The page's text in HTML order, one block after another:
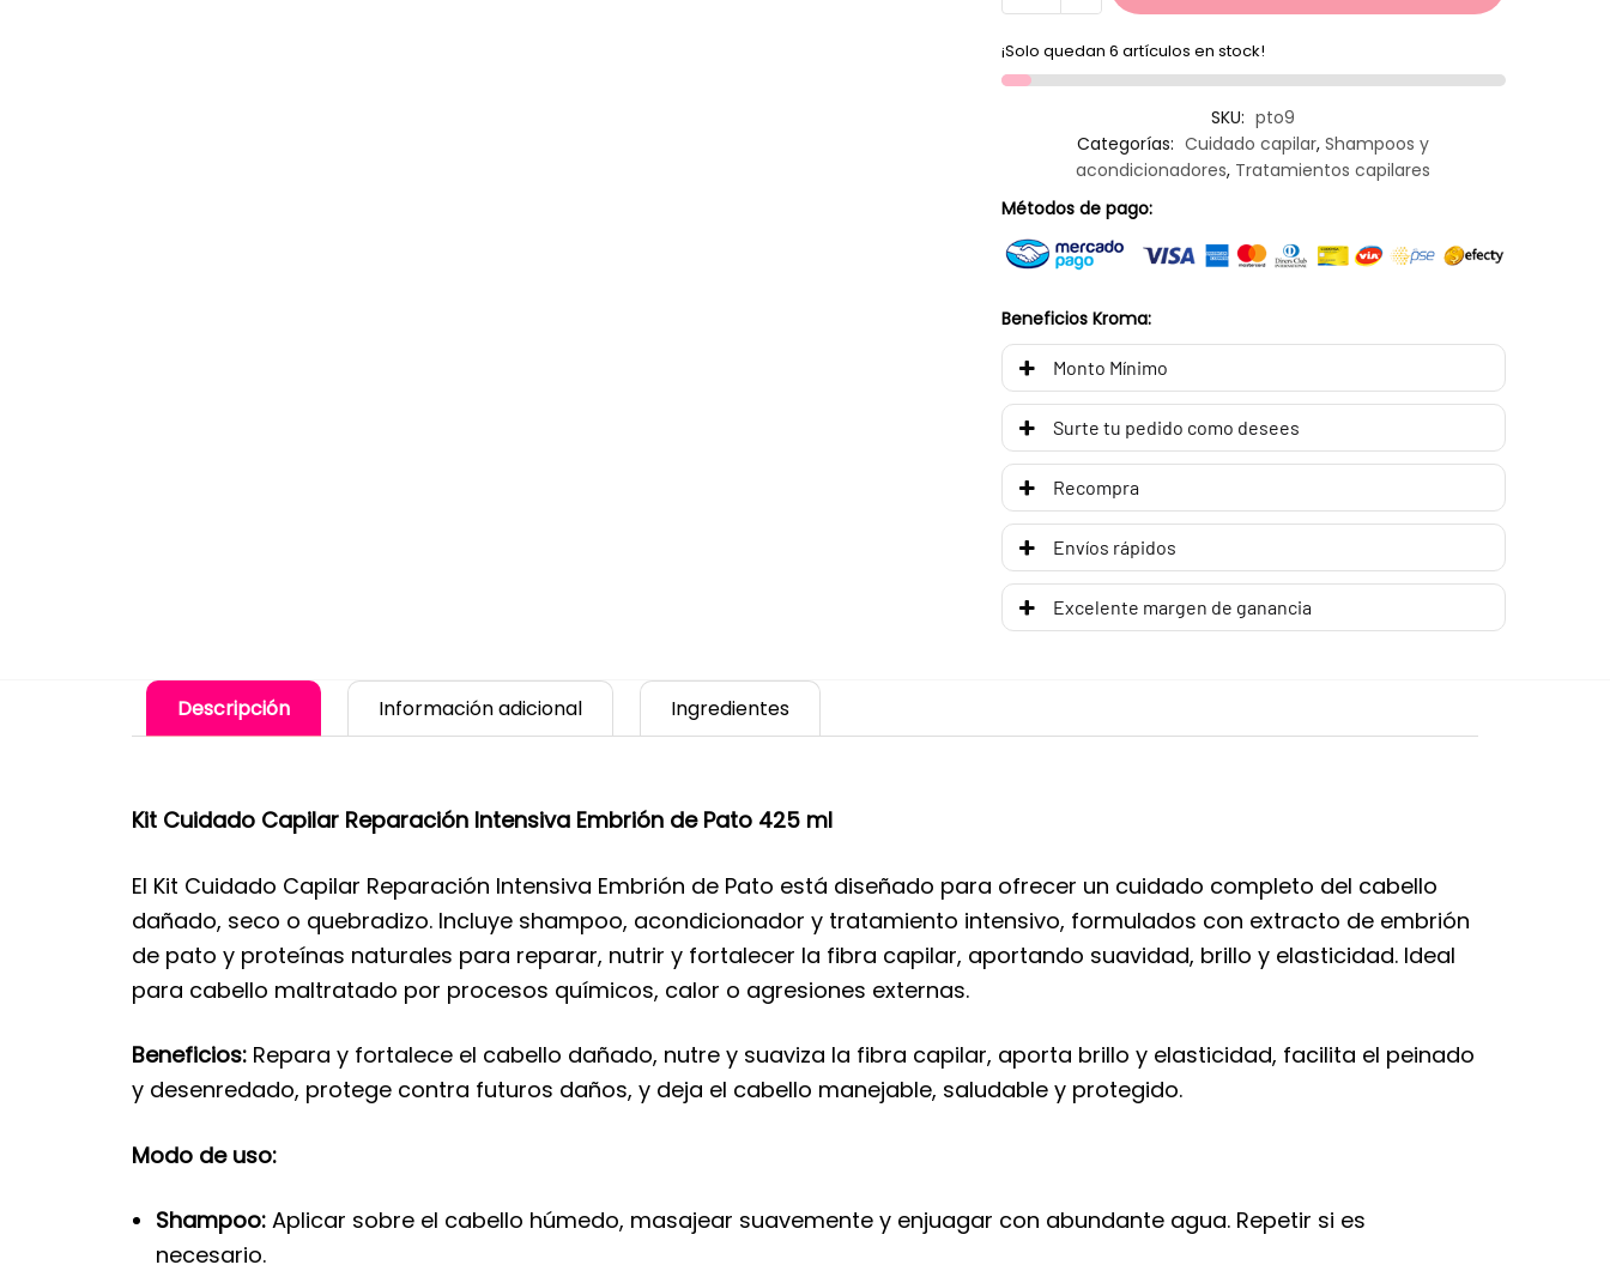
¡Solo quedan 6 artículos en stock!
SKU: pto9
Categorías: Cuidado capilar,Shampoos y
acondicionadores, Tratamientos capilares
Métodos de pago:
Beneficios Kroma:
Monto Mínimo
Surte tu pedido como desees
Recompra
Envíos rápidos
Excelente margen de ganancia
Descripción Información adicional Ingredientes
Kit Cuidado Capilar Reparación Intensiva Embrión de Pato 425 ml
El Kit Cuidado Capilar Reparación Intensiva Embrión de Pato está diseñado para ofrecer un cuidado completo del cabello
dañado, seco o quebradizo. Incluye shampoo, acondicionador y tratamiento intensivo, formulados con extracto de embrión
de pato y proteínas naturales para reparar, nutrir y fortalecer la fibra capilar, aportando suavidad, brillo y elasticidad. Ideal
para cabello maltratado por procesos químicos, calor o agresiones externas.
Beneficios:Repara y fortalece el cabello dañado, nutre y suaviza la fibra capilar, aporta brillo y elasticidad, facilita el peinado
y desenredado, protege contra futuros daños, y deja el cabello manejable, saludable y protegido.
Modo de uso:
Shampoo:Aplicar sobre el cabello húmedo, masajear suavemente y enjuagar con abundante agua. Repetir si es
necesario.